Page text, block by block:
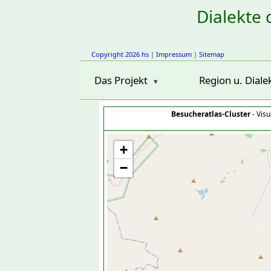
Dialekte
Copyright 2026 hs | Impressum | Sitemap
Das Projekt Region u.
Besucheratlas-Cluster-
+
−